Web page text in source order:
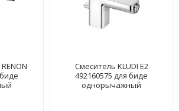
Смеситель KLUDI E2
492160575 для биде
однорычажный